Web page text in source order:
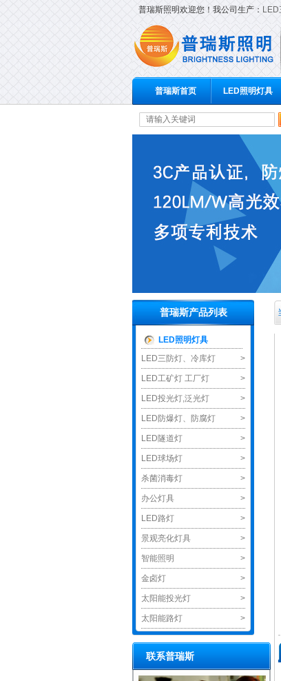
普瑞斯照明欢迎您！我公司生产：
普瑞斯首页 LED照明灯具
普瑞斯产品列表
LED照明灯具
>
LED三防灯、冷库灯
>
LED工矿灯 工厂灯
>
LED投光灯,泛光灯
>
LED防爆灯、防腐灯
>
LED隧道灯
>
LED球场灯
>
杀菌消毒灯
>
办公灯具
>
LED路灯
>
景观亮化灯具
>
智能照明
>
金卤灯
>
太阳能投光灯
>
太阳能路灯
联系普瑞斯